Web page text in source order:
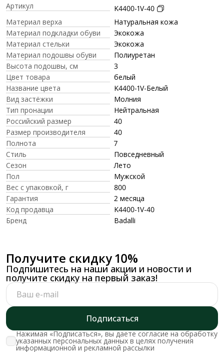
Артикул
K4400-1V-40
Материал верха
Натуральная кожа
Материал подкладки обуви
Экокожа
Материал стельки
Экокожа
Материал подошвы обуви
Полиуретан
Высота подошвы, см
3
Цвет товара
белый
Название цвета
K4400-1V-Белый
Вид застёжки
Молния
Тип пронации
Нейтральная
Российский размер
40
Размер производителя
40
Полнота
7
Стиль
Повседневный
Сезон
Лето
Пол
Мужской
Вес с упаковкой, г
800
Гарантия
2 месяца
Код продавца
K4400-1V-40
Бренд
Badalli
Получите скидку 10%
Подпишитесь на наши акции и новости и
получите скидку на первый заказ!
Подписаться
Нажимая «Подписаться», вы даете согласие на обработку
указанных персональных данных в целях получения
информационной и рекламной рассылки